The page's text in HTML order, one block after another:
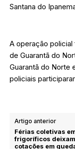
Santana do
A operação
de Guarantã do
Guarantã do Norte
policiais
Artigo anterior
Férias coletivas
frigoríficos deixam
cotações em